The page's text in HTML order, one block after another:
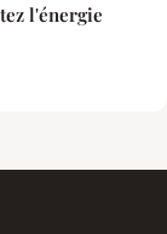
l'énergie